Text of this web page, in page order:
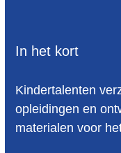
In het kort
Kindertalenten
opleidingen en
materialen voor